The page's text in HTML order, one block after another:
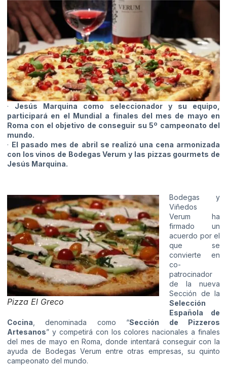
· Jesús Marquina como seleccionador y su equipo,
participará en el Mundial a finales del mes de mayo en
Roma con el objetivo de conseguir su 5º campeonato del
mundo.
· El pasado mes de abril se realizó una cena armonizada
con los vinos de Bodegas Verum y las pizzas gourmets de
Jesús Marquina.
Pizza El Greco
Bodegas y
Viñedos
Verum ha
firmado un
acuerdo por el
que se
convierte en
co-
patrocinador
de la nueva
Sección de la
Selección
Española de
Cocina, denominada como “Sección de Pizzeros
Artesanos” y competirá con los colores nacionales a finales
del mes de mayo en Roma, donde intentará conseguir con la
ayuda de Bodegas Verum entre otras empresas, su quinto
campeonato del mundo.